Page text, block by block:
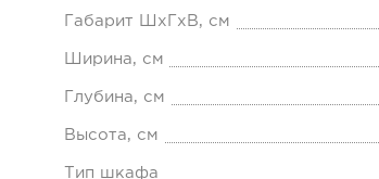
Габарит ШхГхВ, см
Ширина, см
Глубина, см
Высота, см
Тип шкафа